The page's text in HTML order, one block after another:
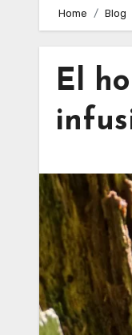
Home Blog
El